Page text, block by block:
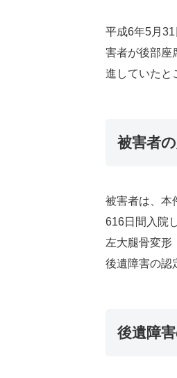
平成6年5月
害者が後部座
進していたと
被害者
被害者は、本
616日間入院
左大腿骨変形
後遺障害の認
後遺障